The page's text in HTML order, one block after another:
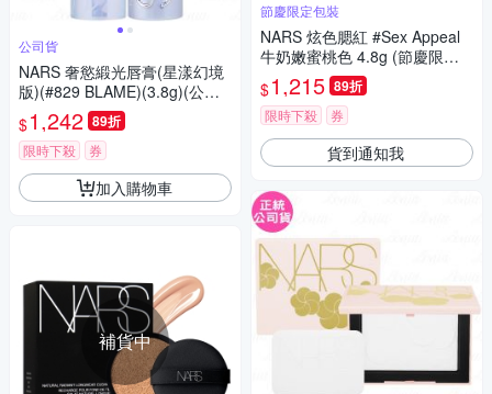
公司貨
NARS 奢慾緞光唇膏(星漾幻境
版)(#829 BLAME)(3.8g)(公司
貨)
$1,242 89折
限時下殺 券
加入購物車
補貨中
節慶限定包裝
NARS 炫色腮紅 #Sex Appeal
牛奶嫩蜜桃色 4.8g (節慶限定
版)
$1,215 89折
限時下殺 券
貨到通知我